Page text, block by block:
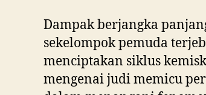
Dampak berjangka
sekelompok pemuda
menciptakan siklus
mengenai judi memicu